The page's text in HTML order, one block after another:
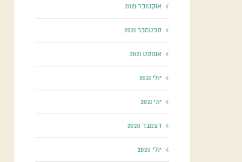
אוקטובר 2021
ספטמבר 2021
אוגוסט 2021
יולי 2021
יוני 2021
דצמבר 2020
יולי 2020